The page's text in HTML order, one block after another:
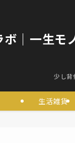
ボ｜一生モ
少し背
生活雑貨